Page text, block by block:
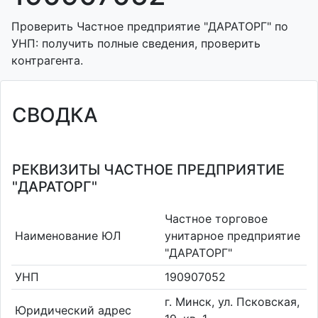
Проверить Частное предприятие "ДАРАТОРГ" по
УНП: получить полные сведения, проверить
контрагента.
СВОДКА
РЕКВИЗИТЫ ЧАСТНОЕ ПРЕДПРИЯТИЕ
"ДАРАТОРГ"
Наименование ЮЛ
Частное торговое
унитарное предприятие
"ДАРАТОРГ"
УНП
190907052
Юридический адрес
г. Минск, ул. Псковская,